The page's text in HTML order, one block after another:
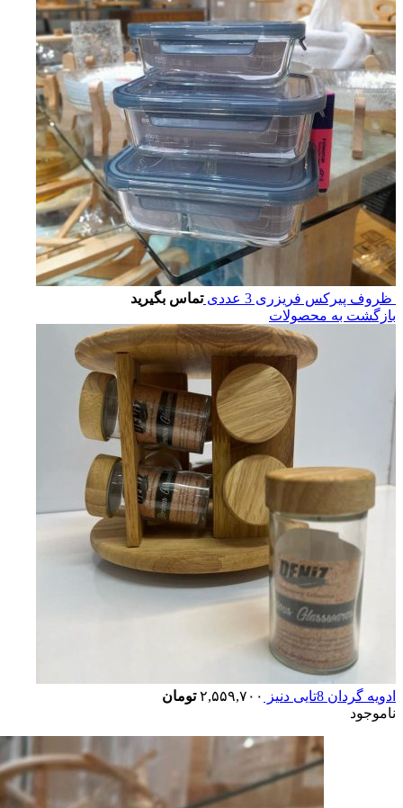
ظروف پیرکس فریزری 3 عددی
تماس بگیرید
بازگشت به محصولات
ادویه گردان 8تایی دنیز ۲,۵۵۹,۷۰۰ تومان
ناموجود